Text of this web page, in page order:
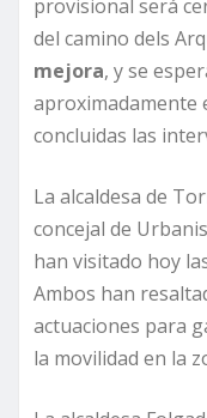
provisional será
del camino dels
mejora, y se
aproximadamente
concluidas las
La alcaldesa de
concejal de
han visitado hoy
Ambos han
actuaciones para
la movilidad en la